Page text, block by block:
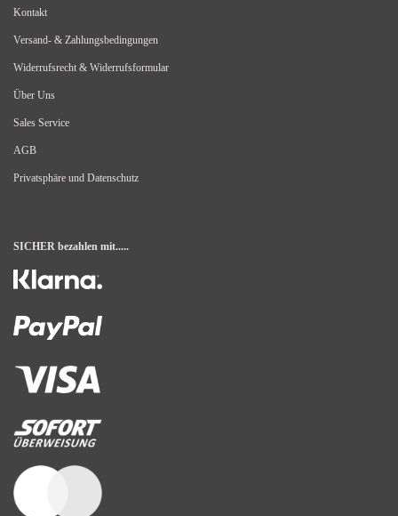
Kontakt
Versand- & Zahlungsbedingungen
Widerrufsrecht & Widerrufsformular
Über Uns
Sales Service
AGB
Privatsphäre und Datenschutz
SICHER bezahlen mit.....